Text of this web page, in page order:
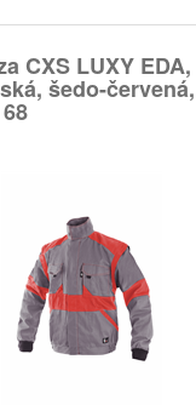
CXS LUXY EDA,
šedo-červená,